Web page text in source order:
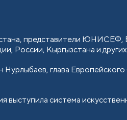
представители
России, Кыргызстана и
глава
система